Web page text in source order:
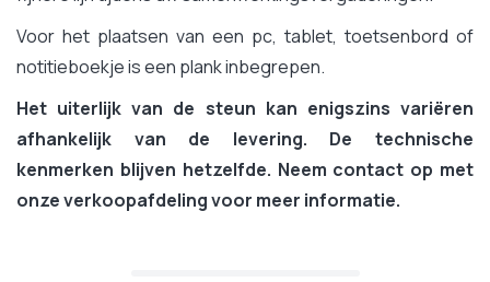
Voor het plaatsen van een pc, tablet, toetsenbord of
notitieboekje is een plank inbegrepen.
Het uiterlijk van de steun kan enigszins variëren
afhankelijk van de levering. De technische
kenmerken blijven hetzelfde. Neem contact op met
onze verkoopafdeling voor meer informatie.